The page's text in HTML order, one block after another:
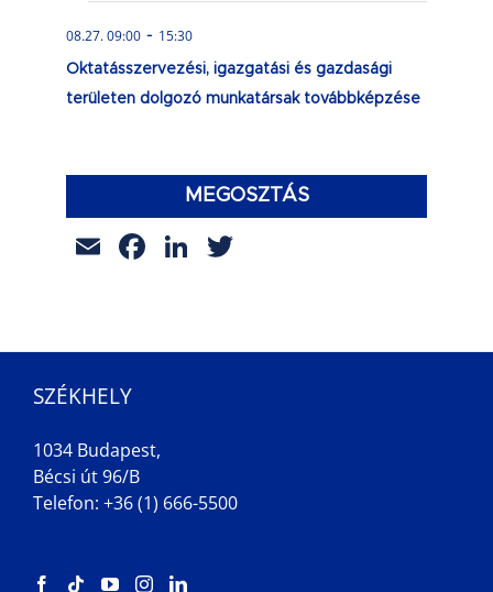
08.27. 09:00 - 15:30
Oktatásszervezési, igazgatási és gazdasági
területen dolgozó munkatársak továbbképzése
MEGOSZTÁS
EmailFacebook
LinkedIn
SZÉKHELY
1034 Budapest,
Bécsi út 96/B
Telefon: +36 (1) 666-5500